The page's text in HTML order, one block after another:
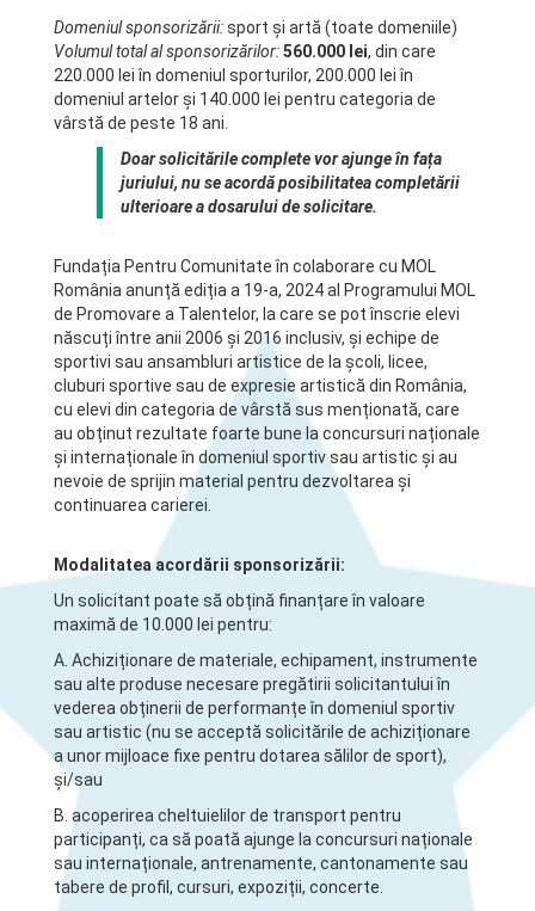
Domeniul sponsorizării:sport și artă (toate domeniile)
Volumul total al sponsorizărilor:560.000 lei, din care
220.000 lei în domeniul sporturilor, 200.000 lei în
domeniul artelor și 140.000 lei pentru categoria de
vârstă de peste 18 ani.
Doar solicitările complete vor ajunge în fața
juriului, nu se acordă posibilitatea completării
ulterioare a dosarului de solicitare.
Fundația Pentru Comunitate în colaborare cu MOL
România anunță ediția a 19-a, 2024 al Programului MOL
de Promovare a Talentelor, la care se pot înscrie elevi
născuți între anii 2006 și 2016 inclusiv, și echipe de
sportivi sau ansambluri artistice de la școli, licee,
cluburi sportive sau de expresie artistică din România,
cu elevi din categoria de vârstă sus menționată, care
au obținut rezultate foarte bune la concursuri naționale
și internaționale în domeniul sportiv sau artistic și au
nevoie de sprijin material pentru dezvoltarea și
continuarea carierei.
Modalitatea acordării sponsorizării:
Un solicitant poate să obțină finanțare în valoare
maximă de 10.000 lei pentru:
A. Achiziționare de materiale, echipament, instrumente
sau alte produse necesare pregătirii solicitantului în
vederea obținerii de performanțe în domeniul sportiv
sau artistic (nu se acceptă solicitările de achiziționare
a unor mijloace fixe pentru dotarea sălilor de sport),
și/sau
B. acoperirea cheltuielilor de transport pentru
participanți, ca să poată ajunge la concursuri naționale
sau internaționale, antrenamente, cantonamente sau
tabere de profil, cursuri, expoziții, concerte.